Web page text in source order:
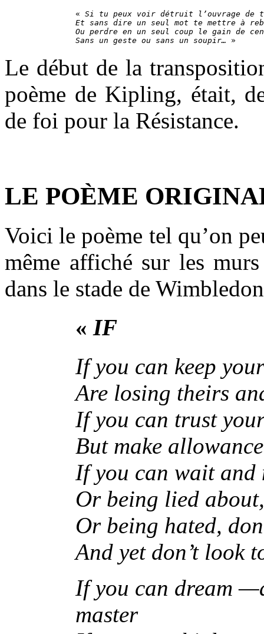
« Si tu peux voir détruit l’ouvrage de
Et sans dire un seul mot te mettre à
Ou perdre en un seul coup le gain de
Sans un geste ou sans un soupir… »
Le début de la
poème de Kipling, était,
de foi pour la Résistance.
LE POÈME
Voici le poème tel qu’on
même affiché sur les
dans le stade de
« IF
If you can keep
Are losing theirs
If you can trust
But make
If you can wait
Or being lied
Or being hated,
And yet don’t look
If you can dream
master